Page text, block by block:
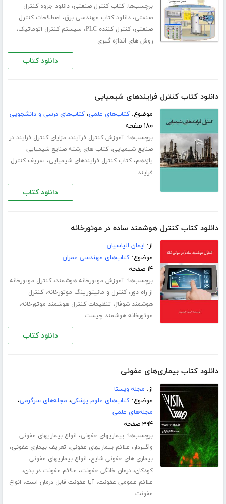
برچسب‌ها:کتاب کنترل صنعتی،دانلود جزوه کنترل
صنعتی،دانلود کتاب مهندسی برق، اصطلاحات کنترل
صنعتی،کنترل کننده PLC ، سیستم کنترل اتوماتیک،
روش های اندازه گیری
دانلود کتاب
دانلود کتاب کنترل فرایندهای شیمیایی
موضوع:کتاب‌های علمی،کتاب‌های درسی و دانشجویی
۱۸۰ صفحه
برچسب‌ها:آموزش کنترل فرآیند، مزایای کنترل فرایند در
صنایع شیمیایی،کتاب های رشته صنایع شیمیایی
یازدهم،کتاب کنترل فرایندهای شیمیایی، تعریف کنترل
فرایند
دانلود کتاب
دانلود کتاب کنترل هوشمند ساده در موتورخانه
از: ایمان الیاسیان
موضوع:کتاب‌های مهندسی عمران
۱۴ صفحه
برچسب‌ها:آموزش موتورخانه هوشمند،کنترل موتورخانه
از راه دور،کنترل و مانیتورینگ موتورخانه،کنترل
هوشمند شوفاژ، تنظیمات کنترل هوشمند موتورخانه،
موتورخانه هوشمند چیست
دانلود کتاب
دانلود کتاب بیماری‌های عفونی
از: مجله ویستا
موضوع:کتاب‌های علوم پزشکی، مجله‌های سرگرمی،
مجله‌های علمی
۳۹۴ صفحه
برچسب‌ها:بیماریهای عفونی، انواع بیماریهای عفونی
واگیردار، علائم بیماریهای عفونی، تعریف بیماری عفونی،
بیماری های عفونی شایع، انواع بیماریهای عفونی
کودکان،درمان خانگی عفونت، علائم عفونت در بدن،
علائم عمومی عفونت،آیا عفونت قابل درمان است، انواع
عفونت